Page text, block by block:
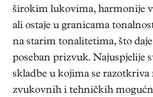
širokim lukovima, harmonije
ali ostaje u granicama
na starim tonalitetima, što
poseban prizvuk. Najuspjelije
skladbe u kojima se razotkriva
zvukovnih i tehničkih